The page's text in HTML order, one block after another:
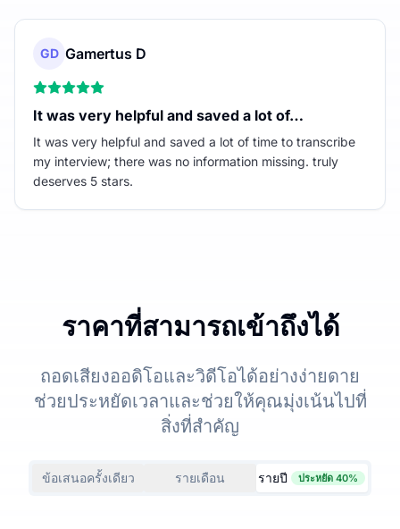
GD Gamertus D
It was very helpful and saved a lot of…
It was very helpful and saved a lot of time to transcribe
my interview; there was no information missing. truly
deserves 5 stars.
ราคาที่สามารถเข้าถึงได้
ถอดเสียงออดิโอและวิดีโอได้อย่างง่ายดาย
ช่วยประหยัดเวลาและช่วยให้คุณมุ่งเน้นไปที่
สิ่งที่สำคัญ
ข้อเสนอครั้งเดียว รายเดือน รายปี ประหยัด 40%